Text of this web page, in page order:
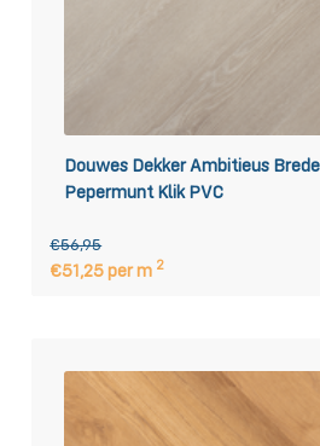
Douwes Dekker Ambitieus
Pepermunt Klik PVC
€56,95
€51,25 per m 2